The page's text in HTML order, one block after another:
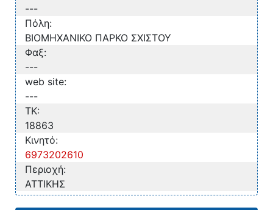
---
Πόλη:
ΒΙΟΜΗΧΑΝΙΚΟ ΠΑΡΚΟ ΣΧΙΣΤΟΥ
Φαξ:
---
web site:
---
TK:
18863
Κινητό:
6973202610
Περιοχή:
ΑΤΤΙΚΗΣ